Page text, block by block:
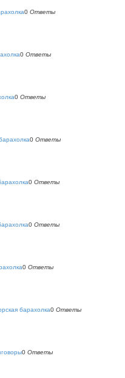
0 Ответы
0 Ответы
0 Ответы
0 Ответы
0 Ответы
0 Ответы
0 Ответы
барахолка0 Ответы
0 Ответы